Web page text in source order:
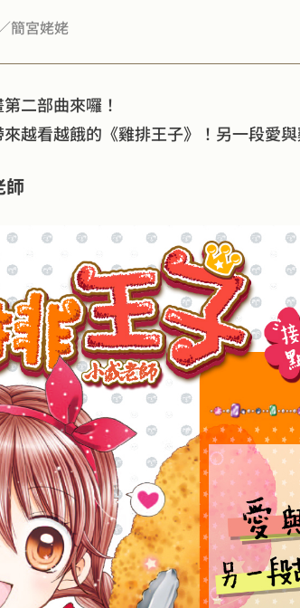
簡宮姥姥
二部曲來囉！
越看越餓的《雞排王子》！另一段愛
師